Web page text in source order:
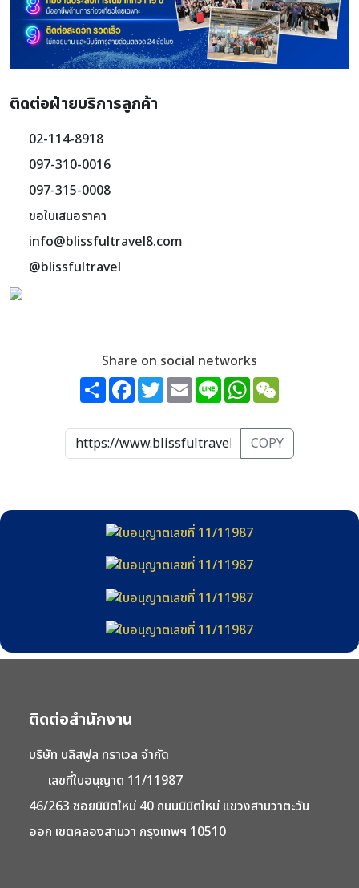
ติดต่อฝ่ายบริการลูกค้า
02-114-8918
097-310-0016
097-315-0008
ขอใบเสนอราคา
info@blissfultravel8.com
@blissfultravel
Share on social networks
ShareFacebook
TwitterEmailLine WhatsApp
COPY
ติดต่อสำนักงาน
บริษัท บลิสฟูล ทราเวล จำกัด
เลขที่ใบอนุญาต 11/11987
46/263 ซอยนิมิตใหม่ 40 ถนนนิมิตใหม่ แขวงสามวาตะวัน
ออก เขตคลองสามวา กรุงเทพฯ 10510